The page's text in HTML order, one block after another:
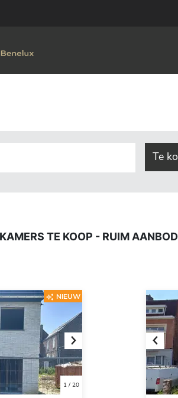
Te
TE KOOP - RUIM
Next
1/ 20
NIEUW
te koop - ruim aanbod in alle regio's